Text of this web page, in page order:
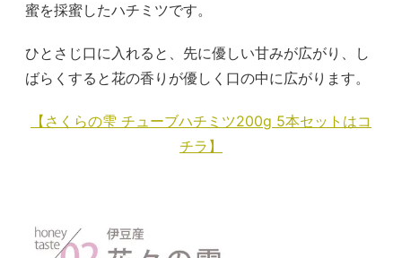
蜜を採蜜したハチミツです。
ひとさじ口に入れると、先に優しい甘みが広がり、し
ばらくすると花の香りが優しく口の中に広がります。
【さくらの雫 チューブハチミツ200g 5本セットはコ
チラ】